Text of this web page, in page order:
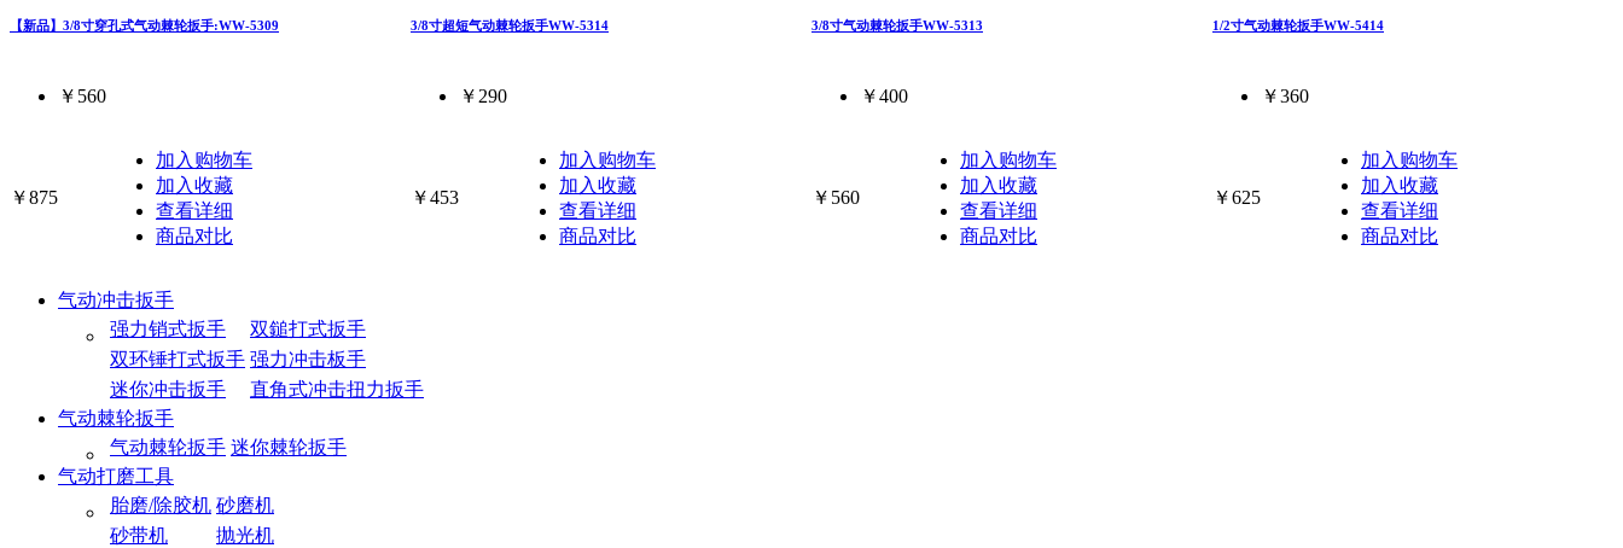
【新品】3/8寸穿孔式气动棘轮扳手:WW-5309
￥560
￥875
加入购物车
加入收藏
查看详细
商品对比
3/8寸超短气动棘轮扳手WW-5314
￥290
￥453
加入购物车
加入收藏
查看详细
商品对比
3/8寸气动棘轮扳手WW-5313
￥400
￥560
加入购物车
加入收藏
查看详细
商品对比
1/2寸气动棘轮扳手WW-5414
￥360
￥625
加入购物车
加入收藏
查看详细
商品对比
气动冲击扳手
强力销式扳手
双鎚打式扳手
双环锤打式扳手 强力冲击板手
迷你冲击扳手
直角式冲击扭力扳手
气动棘轮扳手
气动棘轮扳手 迷你棘轮扳手
气动打磨工具
胎磨/除胶机 砂磨机
砂带机
抛光机